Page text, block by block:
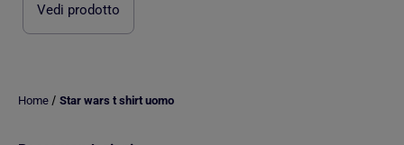
Vedi prodotto
Home / Star wars t shirt uomo